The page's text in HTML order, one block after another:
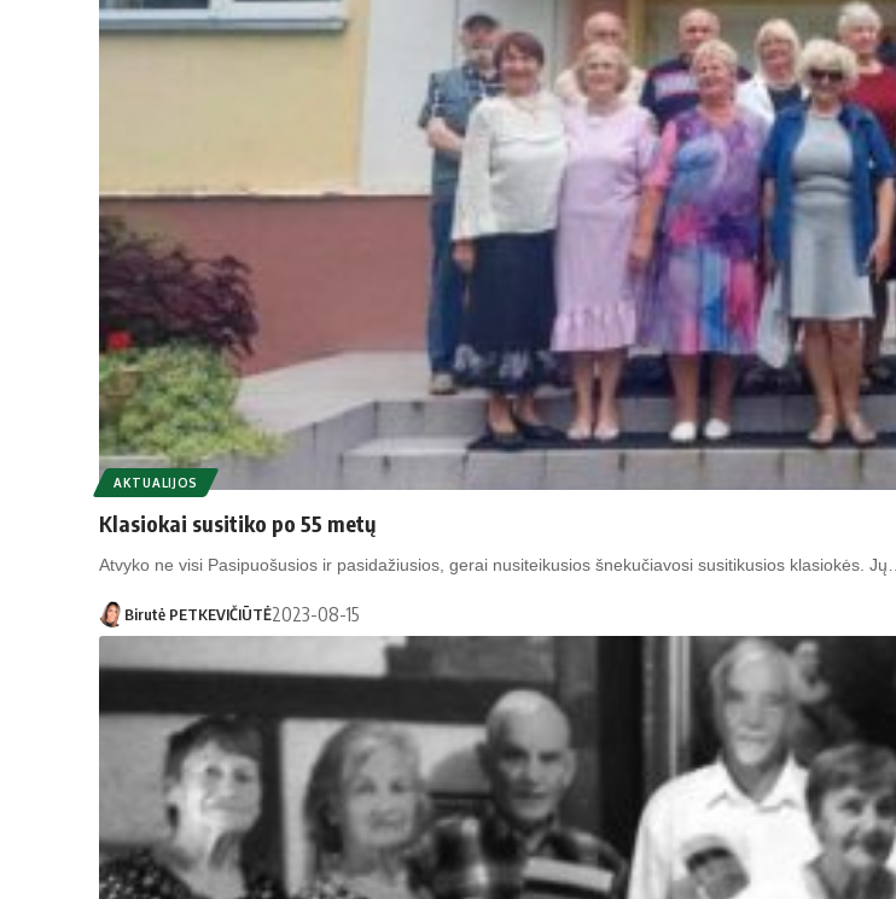
AKTUALIJOS
Klasiokai susitiko po 55 metų
Atvyko ne visi Pasipuošusios ir pasidažiusios, gerai nusiteikusios šnekučiavosi susitikusios klasiokės. Jų…
Birutė PETKEVIČIŪTĖ2023-08-15